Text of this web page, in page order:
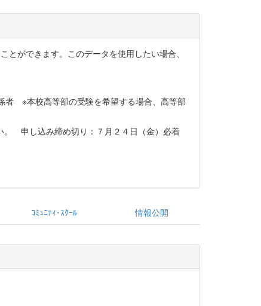
ができます。このデータを使用したい場合、
者 ※本校高等部の受験を希望する場合、高等部
申し込み締め切り：７月２４日（金）必着
ｺﾐｭﾆﾃｨ･ｽｸｰﾙ 情報公開